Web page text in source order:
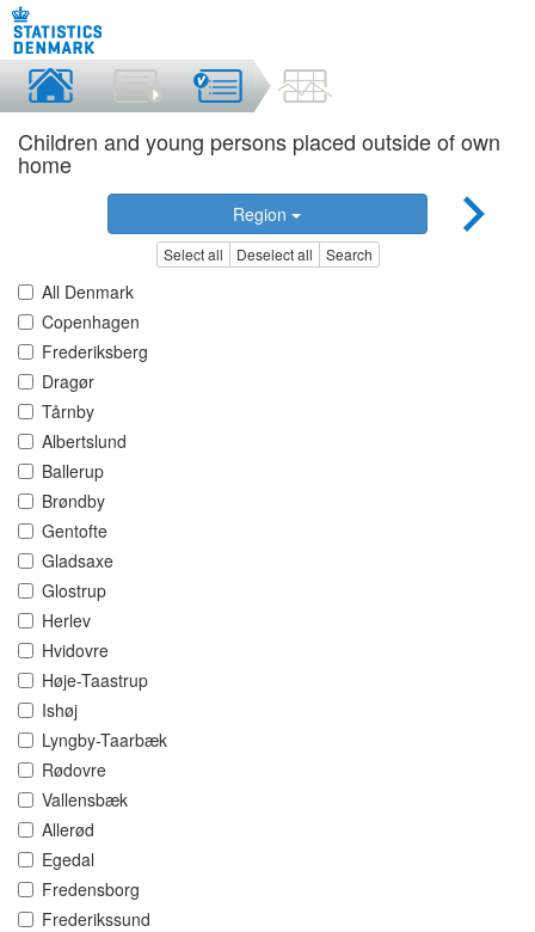
Children and young persons placed outside of own
home
Region
Select all Deselect all Search
All Denmark
Copenhagen
Frederiksberg
Dragør
Tårnby
Albertslund
Ballerup
Brøndby
Gentofte
Gladsaxe
Glostrup
Herlev
Hvidovre
Høje-Taastrup
Ishøj
Lyngby-Taarbæk
Rødovre
Vallensbæk
Allerød
Egedal
Fredensborg
Frederikssund